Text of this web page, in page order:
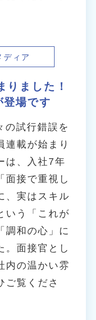
ディア
りました！
場です
の試行錯誤を
連載が始まり
は、入社7年
面接で重視し
、実はスキル
いう「これが
調和の心」に
。面接官とし
内の温かい雰
ご覧くださ